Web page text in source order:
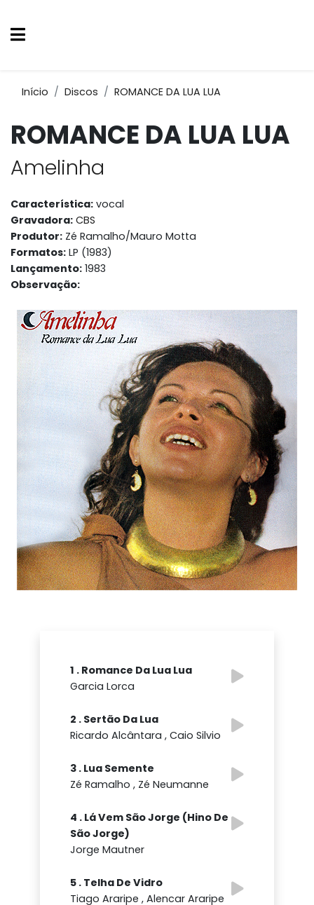
Início Discos ROMANCE DA LUA LUA
ROMANCE DA LUA LUA
Amelinha
Característica: vocal
Gravadora: CBS
Produtor: Zé Ramalho/Mauro Motta
Formatos: LP (1983)
Lançamento: 1983
Observação:
1 . Romance Da Lua Lua
Garcia Lorca
2 . Sertão Da Lua
Ricardo Alcântara , Caio Silvio
3 . Lua Semente
Zé Ramalho , Zé Neumanne
4 . Lá Vem São Jorge (Hino De
São Jorge)
Jorge Mautner
5 . Telha De Vidro
Tiago Araripe , Alencar Araripe